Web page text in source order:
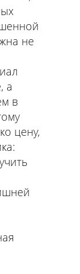
не
а
в
цену,